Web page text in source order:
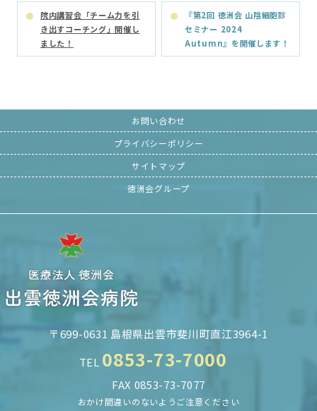
院内講習会「チーム力を引
き出すコーチング」開催し
ました！
『第2回 徳洲会 山陰細胞診
セミナー 2024
Autumn』を開催します！
お問い合わせ
プライバシーポリシー
サイトマップ
徳洲会グループ
〒699-0631 島根県出雲市斐川町直江3964-1
TEL 0853-73-7000
FAX 0853-73-7077
おかけ間違いのないようご注意ください